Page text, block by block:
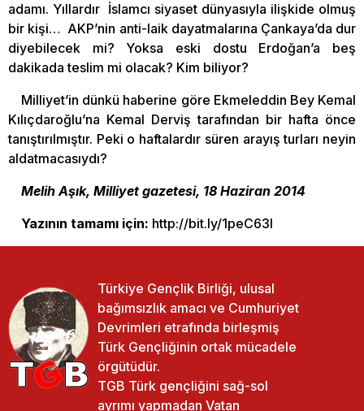
adamı. Yıllardır İslamcı siyaset dünyasıyla ilişkide olmuş
bir kişi… AKP’nin anti-laik dayatmalarına Çankaya’da dur
diyebilecek mi? Yoksa eski dostu Erdoğan’a beş
dakikada teslim mi olacak? Kim biliyor?
Milliyet’in dünkü haberine göre Ekmeleddin Bey Kemal
Kılıçdaroğlu’na Kemal Derviş tarafından bir hafta önce
tanıştırılmıştır. Peki o haftalardır süren arayış turları neyin
aldatmacasıydı?
Melih Aşık, Milliyet gazetesi, 18 Haziran 2014
Yazının tamamı için: http://bit.ly/1peC63l
Türkiye Gençlik Birliği, ulusal
bağımsızlık amacı ve Cumhuriyet
Devrimleri etrafında birleşmiş
Türk Gençliğinin ortak mücadele
örgütüdür.
TGB Türk gençliğini sağ-sol
ayrımı yapmadan Vatan